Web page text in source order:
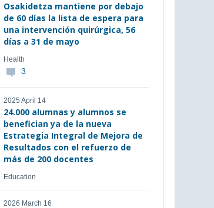
Osakidetza mantiene por debajo
de 60 días la lista de espera para
una intervención quirúrgica, 56
días a 31 de mayo
Health
3
2025 April 14
24.000 alumnas y alumnos se
benefician ya de la nueva
Estrategia Integral de Mejora de
Resultados con el refuerzo de
más de 200 docentes
Education
2026 March 16